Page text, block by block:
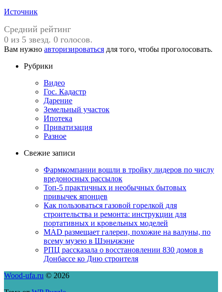
Источник
Средний рейтинг
0 из 5 звезд. 0 голосов.
Вам нужно авторизироваться для того, чтобы проголосовать.
Рубрики
Видео
Гос. Кадастр
Дарение
Земельный участок
Ипотека
Приватизация
Разное
Свежие записи
Фармкомпании вошли в тройку лидеров по числу
вредоносных рассылок
Топ-5 практичных и необычных бытовых
привычек японцев
Как пользоваться газовой горелкой для
строительства и ремонта: инструкции для
портативных и кровельных моделей
MAD размещает галереи, похожие на валуны, по
всему музею в Шэньчжэне
РПЦ рассказала о восстановлении 830 домов в
Донбассе ко Дню строителя
Wood-ufa.ru © 2026